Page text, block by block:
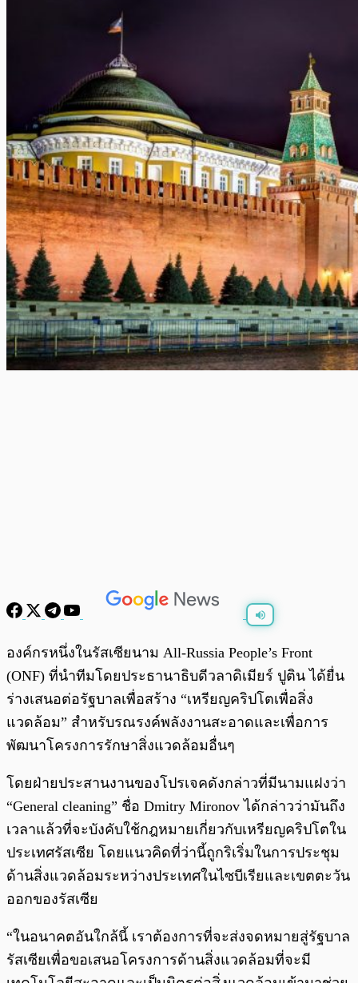
พร้อมเล่น
องค์กรหนึ่งในรัสเซียนาม All-Russia People’s Front
(ONF) ที่นำทีมโดยประธานาธิบดีวลาดิเมียร์ ปูติน ได้ยื่น
ร่างเสนอต่อรัฐบาลเพื่อสร้าง “เหรียญคริปโตเพื่อสิ่ง
แวดล้อม” สำหรับรณรงค์พลังงานสะอาดและเพื่อการ
พัฒนาโครงการรักษาสิ่งแวดล้อมอื่นๆ
โดยฝ่ายประสานงานของโปรเจคดังกล่าวที่มีนามแฝงว่า
“General cleaning” ชื่อ Dmitry Mironov ได้กล่าวว่ามันถึง
เวลาแล้วที่จะบังคับใช้กฎหมายเกี่ยวกับเหรียญคริปโตใน
ประเทศรัสเซีย โดยแนวคิดที่ว่านี้ถูกริเริ่มในการประชุม
ด้านสิ่งแวดล้อมระหว่างประเทศในไซบีเรียและเขตตะวัน
ออกของรัสเซีย
“ในอนาคตอันใกล้นี้ เราต้องการที่จะส่งจดหมายสู่รัฐบาล
รัสเซียเพื่อขอเสนอโครงการด้านสิ่งแวดล้อมที่จะมี